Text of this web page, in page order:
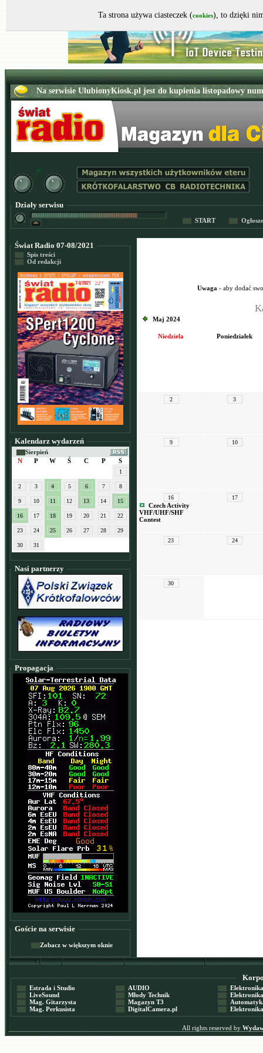
Działy serwisu
START
Świat Radio 07-08/2021
Spis treści
Od redakcji
Kalendarz wydarzeń
Sierpień
N
P W Ś C P S
1
2 3 4 5 6 7 8
9 10 11 12 13 14 15
16 17 18 19 20 21 22
23 24 25 26 27 28 29
30 31
Nasi partnerzy
Propagacja
Goście na serwisie
Zobacz w większym oknie
Uwaga - aby dodać
Maj 2024
Niedziela Poniedziałek
2 3
9 10
16
Czech Activity
VHF/UHF/SHF
Contest
17
23 24
30
Estrada i Studio
LiveSound
Mag. Gitarzysta
Mag. Perkusista
AUDIO
Młody Technik
Magazyn T3
DigitalCamera.pl
Elektronika
Elektronika
Automatyka
Elektronika
All rights reserved by
Ta strona używa ciasteczek (cookies), to dzięki